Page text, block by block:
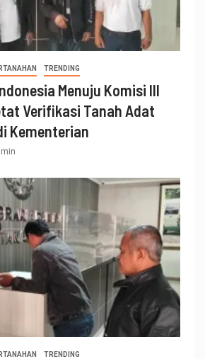
TRENDING
Menuju Komisi III
Verifikasi Tanah Adat
Kementerian
TRENDING